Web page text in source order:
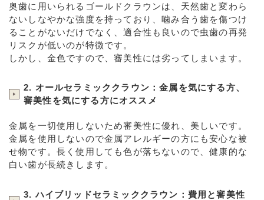
奥歯に用いられるゴールドクラウンは、天然歯と変わら
ないしなやかな強度を持っており、噛み合う歯を傷つけ
ることがないだけでなく、適合性も良いので虫歯の再発
リスクが低いのが特徴です。
しかし、金色ですので、審美性には劣ってしまいます。
2. オールセラミッククラウン：金属を気にする方、
審美性を気にする方にオススメ
金属を一切使用しないため審美性に優れ、美しいです。
金属を使用しないので金属アレルギーの方にも安心な被
せ物です。長く使用しても色が落ちないので、健康的な
白い歯が長続きします。
3. ハイブリッドセラミッククラウン：費用と審美性